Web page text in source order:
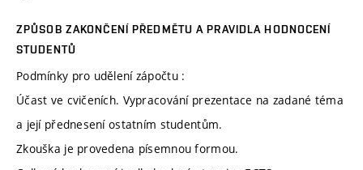
ZPŮSOB ZAKONČENÍ PŘEDMĚTU A PRAVIDLA HODNOCENÍ
STUDENTŮ
Podmínky pro udělení zápočtu :
Účast ve cvičeních. Vypracování prezentace na zadané téma
a její přednesení ostatním studentům.
Zkouška je provedena písemnou formou.